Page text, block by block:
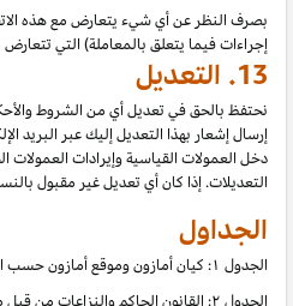
بصرف النظر عن أي شيء يتعارض مع هذه
إجراءات فيما يتعلق بالمعاملة) التي
13. التعديل
نحتفظ بالحق في تعديل أي من الشروط
إرسال إشعار بهذا التعديل إليك عبر البريد
دخل العمولات القياسية وإيرادات
التعديلات. إذا كان أي تعديل غير مقبول
الجداول
الجدول ۱: كيان أمازون وموقع أمازون حسب الموقع
الجدول ۲: القانون الحاكم والنزاعات من قبل موقع أمازون